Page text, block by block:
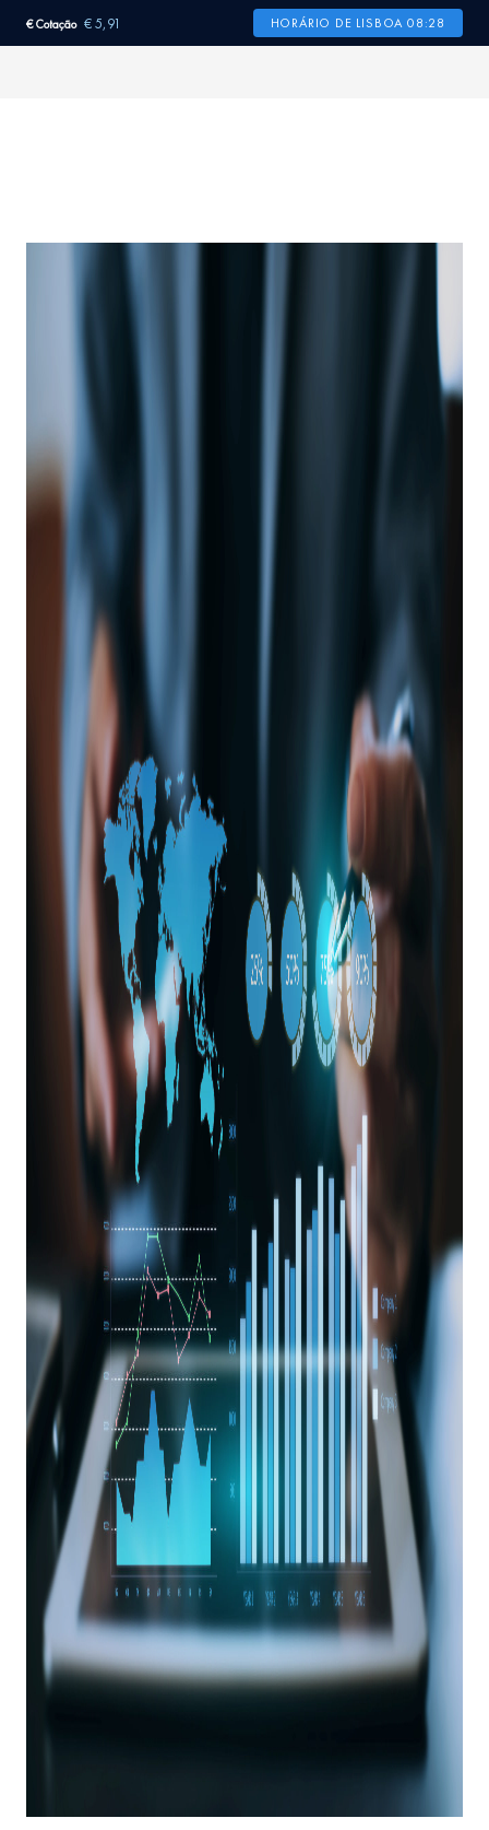
€ Cotação € 5,91 HORÁRIO DE LISBOA 08:28